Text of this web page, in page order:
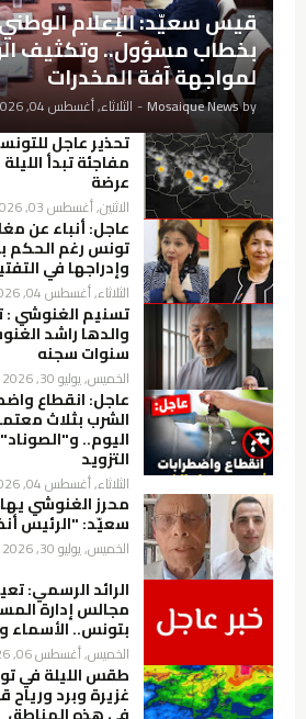
قيس سعيّد: الإعلام
بخطاب مسؤول.. وتكثيف
لمواجهة آفة المخدرات
by
Mosaique News
- الثلاثاء, أغسطس 04, 2026
تحذير عاجل
مفاجئة تبدأ
عرضة
الاثنين, أغسطس 03, 2026
عاجل: أنباء عن
وإدراجها في
الثلاثاء, أغسطس 04, 2026
تسنيم الغنوشي :
والدها راشد
سنوات سجنه
الخميس, يوليو 30, 2026
عاجل: انقطاع
الشرب بثلاث
اليوم..
التزويد
الثلاثاء, أغسطس 04, 2026
محرز الغنوشي
سعيّد: "الرئيس
الخميس, يوليو 30, 2026
الرائد الرسمي:
مجالس إدارة
بتونس.. الأسماء
الخميس, أغسطس 06, 2026
طقس الليلة في